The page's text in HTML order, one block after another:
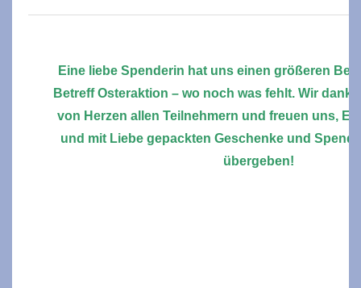
Eine liebe Spenderin hat uns einen größeren
Betreff Osteraktion – wo noch was fehlt. Wir
von Herzen allen Teilnehmern und freuen uns,
und mit Liebe gepackten Geschenke und
übergeben!